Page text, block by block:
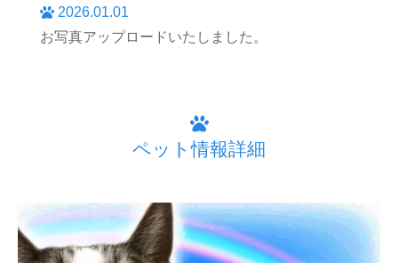
2026.01.01
お写真アップロードいたしました。
ペット情報詳細